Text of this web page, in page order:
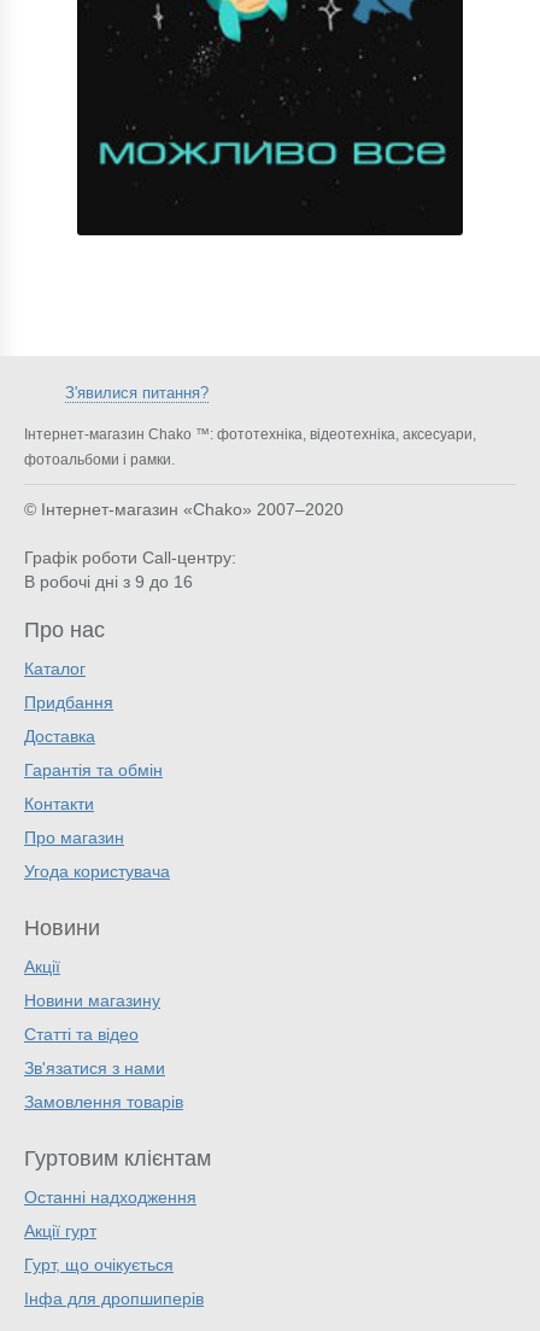
З'явилися питання?
Інтернет-магазин Chako ™: фототехніка, відеотехніка, аксесуари,
фотоальбоми і рамки.
© Інтернет-магазин «Chako» 2007–2020
Графік роботи Call-центру:
В робочі дні з 9 до 16
Про нас
Каталог
Придбання
Доставка
Гарантія та обмін
Контакти
Про магазин
Угода користувача
Новини
Акції
Новини магазину
Статті та відео
Зв'язатися з нами
Замовлення товарів
Гуртовим клієнтам
Останні надходження
Акції гурт
Гурт, що очікується
Інфа для дропшиперів